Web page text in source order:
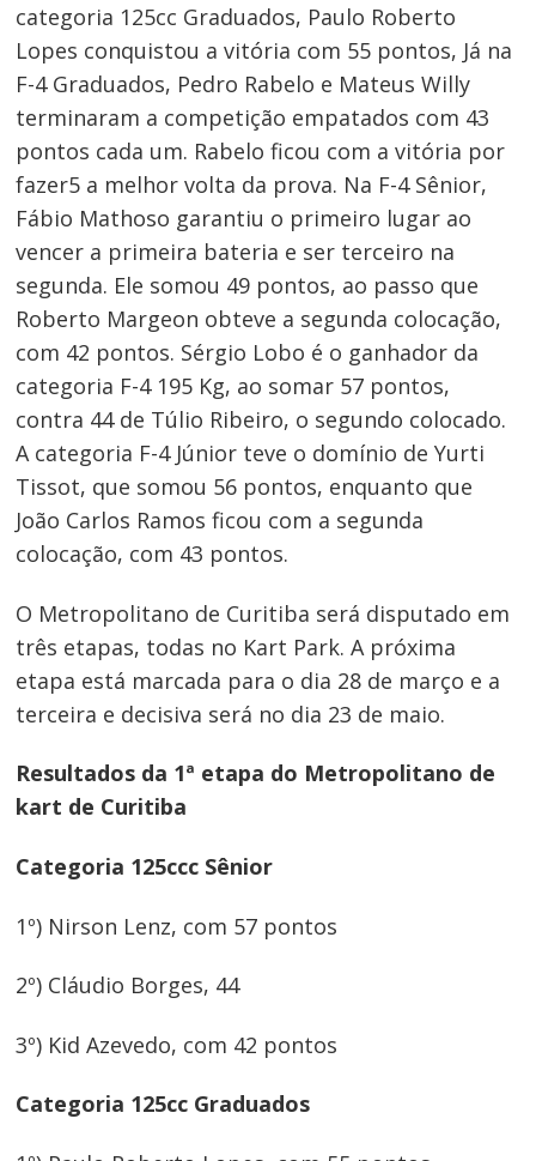
categoria 125cc Graduados, Paulo Roberto
Lopes conquistou a vitória com 55 pontos, Já na
F-4 Graduados, Pedro Rabelo e Mateus Willy
terminaram a competição empatados com 43
pontos cada um. Rabelo ficou com a vitória por
fazer5 a melhor volta da prova. Na F-4 Sênior,
Fábio Mathoso garantiu o primeiro lugar ao
vencer a primeira bateria e ser terceiro na
segunda. Ele somou 49 pontos, ao passo que
Roberto Margeon obteve a segunda colocação,
com 42 pontos. Sérgio Lobo é o ganhador da
categoria F-4 195 Kg, ao somar 57 pontos,
contra 44 de Túlio Ribeiro, o segundo colocado.
A categoria F-4 Júnior teve o domínio de Yurti
Tissot, que somou 56 pontos, enquanto que
João Carlos Ramos ficou com a segunda
colocação, com 43 pontos.
O Metropolitano de Curitiba será disputado em
três etapas, todas no Kart Park. A próxima
etapa está marcada para o dia 28 de março e a
terceira e decisiva será no dia 23 de maio.
Resultados da 1ª etapa do Metropolitano de
kart de Curitiba
Categoria 125ccc Sênior
1º) Nirson Lenz, com 57 pontos
2º) Cláudio Borges, 44
3º) Kid Azevedo, com 42 pontos
Categoria 125cc Graduados